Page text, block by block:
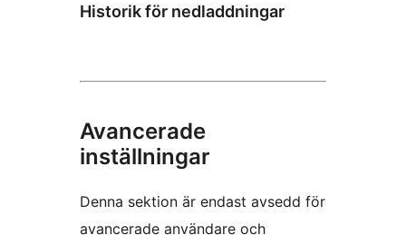
Historik för nedladdningar
Avancerade
inställningar
Denna sektion är endast avsedd för
avancerade användare och